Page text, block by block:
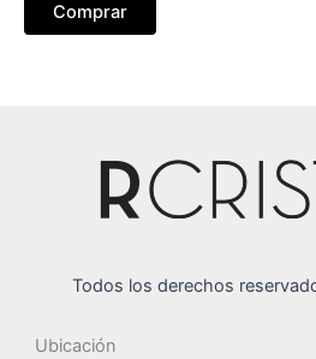
era:
Comprar
Todos los derechos
Ubicación